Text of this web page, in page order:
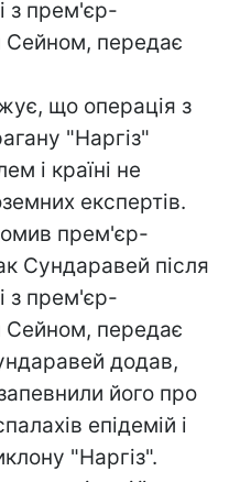
з прем'єр-
Сейном, передає
що операція з
"Наргіз"
і країні не
експертів.
прем'єр-
Сундаравей після
з прем'єр-
Сейном, передає
додав,
його про
епідемій і
"Наргіз".